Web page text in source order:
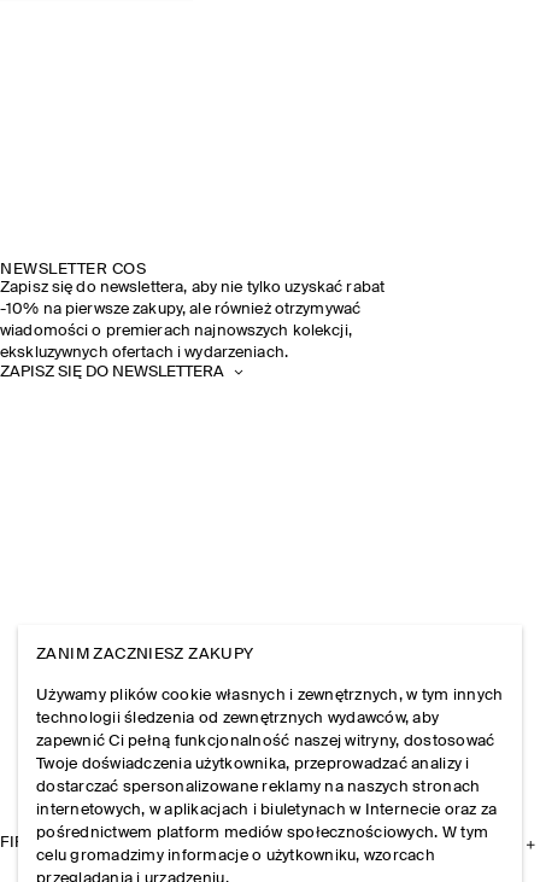
NEWSLETTER COS
Zapisz się do newslettera, aby nie tylko uzyskać rabat
-10% na pierwsze zakupy, ale również otrzymywać
wiadomości o premierach najnowszych kolekcji,
ekskluzywnych ofertach i wydarzeniach.
ZAPISZ SIĘ DO NEWSLETTERA
FIRMA
ZANIM ZACZNIESZ ZAKUPY
Używamy plików cookie własnych i zewnętrznych, w tym innych
technologii śledzenia od zewnętrznych wydawców, aby
zapewnić Ci pełną funkcjonalność naszej witryny, dostosować
Twoje doświadczenia użytkownika, przeprowadzać analizy i
dostarczać spersonalizowane reklamy na naszych stronach
internetowych, w aplikacjach i biuletynach w Internecie oraz za
pośrednictwem platform mediów społecznościowych. W tym
celu gromadzimy informacje o użytkowniku, wzorcach
przeglądania i urządzeniu.